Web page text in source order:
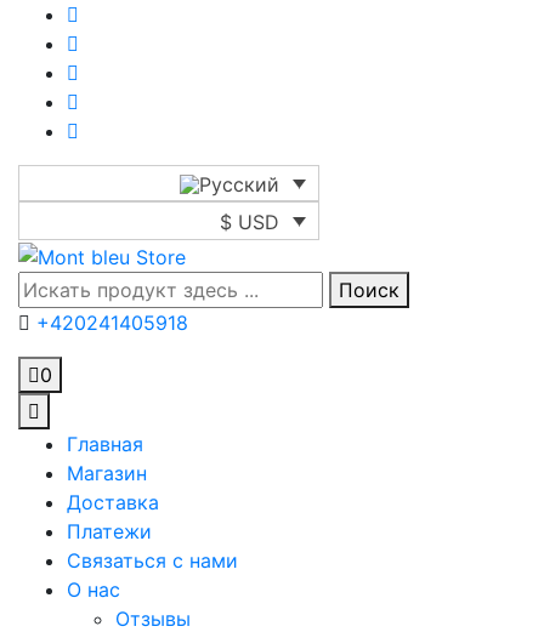
$ USD
Поиск
+420241405918
0
Главная
Магазин
Доставка
Платежи
Связаться с нами
О нас
Отзывы